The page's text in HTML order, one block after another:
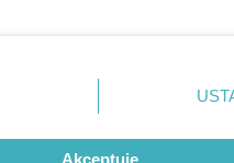
się w lewym dolnym
przetwarzania danych nie
ale masz prawo sprzeciwić
Preferencje będą miały
Akceptuję